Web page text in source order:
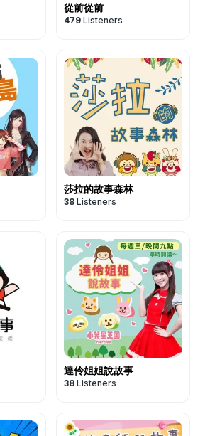
從前從前
479 Listeners
莎拉的故事森林
38 Listeners
達伶姐姐說故事
38 Listeners